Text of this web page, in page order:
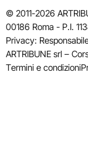
© 2011-2026
00186 Roma - P.I.
Privacy:
ARTRIBUNE srl –
Termini e condizioni